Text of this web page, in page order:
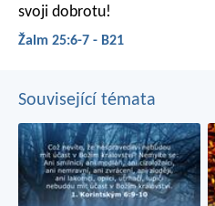
svoji dobrotu!
Žalm 25:6-7 - B21
Související témata